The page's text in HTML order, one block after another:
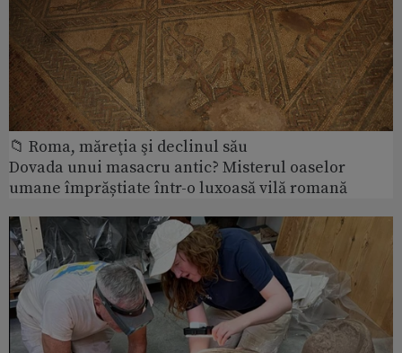
📁 Roma, măreţia şi declinul său
Dovada unui masacru antic? Misterul oaselor
umane împrăștiate într-o luxoasă vilă romană